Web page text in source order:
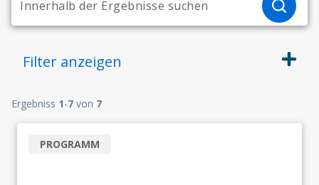
Filter anzeigen
Ergebniss 1-7 von 7
PROGRAMM